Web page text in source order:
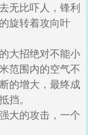
无比吓人，锋利
旋转着攻向叶
大招绝对不能小
范围内的空气不
的增大，最终成
挡。
大的攻击，一个